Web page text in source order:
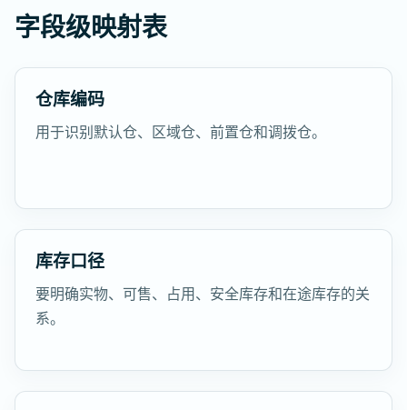
字段级映射表
仓库编码
用于识别默认仓、区域仓、前置仓和调拨仓。
库存口径
要明确实物、可售、占用、安全库存和在途库存的关
系。